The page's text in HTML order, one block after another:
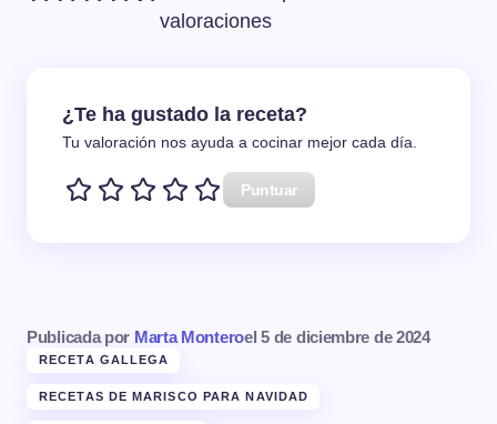
valoraciones
¿Te ha gustado la receta?
Tu valoración nos ayuda a cocinar mejor cada día.
Puntuar
Publicada por Marta Monteroel 5 de diciembre de 2024
RECETA GALLEGA
RECETAS DE MARISCO PARA NAVIDAD